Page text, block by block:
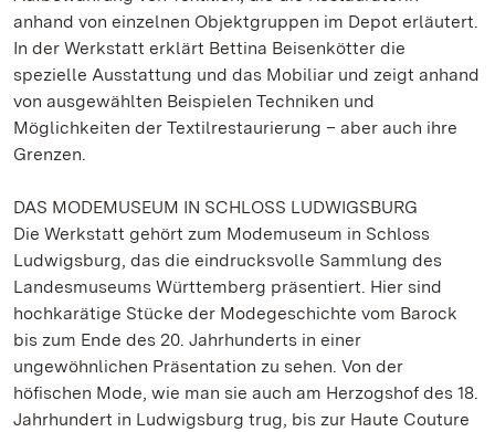
anhand von einzelnen Objektgruppen im Depot erläutert.
In der Werkstatt erklärt Bettina Beisenkötter die
spezielle Ausstattung und das Mobiliar und zeigt anhand
von ausgewählten Beispielen Techniken und
Möglichkeiten der Textilrestaurierung – aber auch ihre
Grenzen.
DAS MODEMUSEUM IN SCHLOSS LUDWIGSBURG
Die Werkstatt gehört zum Modemuseum in Schloss
Ludwigsburg, das die eindrucksvolle Sammlung des
Landesmuseums Württemberg präsentiert. Hier sind
hochkarätige Stücke der Modegeschichte vom Barock
bis zum Ende des 20. Jahrhunderts in einer
ungewöhnlichen Präsentation zu sehen. Von der
höfischen Mode, wie man sie auch am Herzogshof des 18.
Jahrhundert in Ludwigsburg trug, bis zur Haute Couture